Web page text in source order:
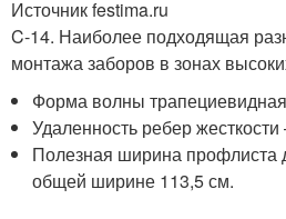
Источник festima.ru
C-14. Наиболее подходящая
монтажа заборов в зонах
Форма волны
Удаленность ребер жесткости
Полезная ширина профлиста
общей ширине 113,5 см.